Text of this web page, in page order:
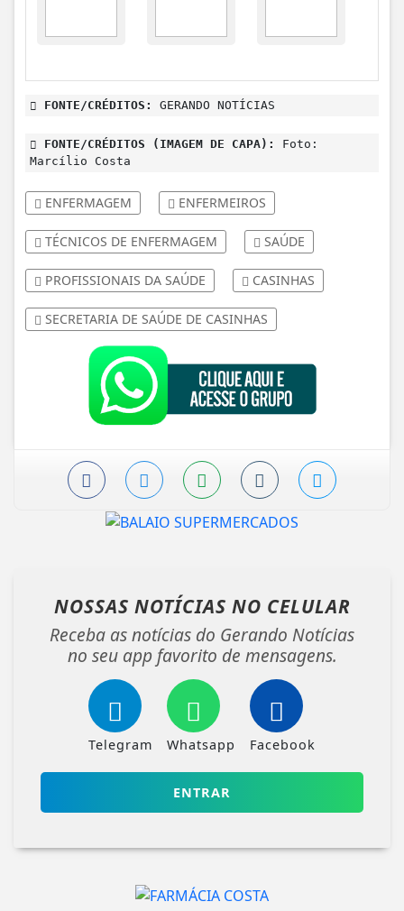
FONTE/CRÉDITOS: GERANDO NOTÍCIAS
FONTE/CRÉDITOS (IMAGEM DE CAPA):
Foto:
Marcílio Costa
ENFERMAGEM ENFERMEIROS
TÉCNICOS DE ENFERMAGEM SAÚDE
PROFISSIONAIS DA SAÚDE CASINHAS
SECRETARIA DE SAÚDE DE CASINHAS
NOSSAS NOTÍCIAS NO CELULAR
Receba as notícias do Gerando Notícias
no seu app favorito de mensagens.
Telegram Whatsapp Facebook
ENTRAR